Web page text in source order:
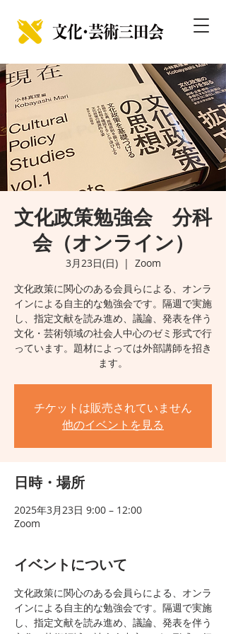
文化政策勉強会 分科
会（オンライン）
3月23日(日)
  |
Zoom
文化政策に関心のある会員らによる、オンラ
インによる自主的な勉強会です。隔週で実施
し、指定文献を読み進め、議論、発表を伴う
文化・芸術領域の社会人中心のゼミ形式で行
っています。題材によっては外部講師を招き
ます。
チケットは販売されていません
他のイベントを見る
日時・場所
2025年3月23日 9:00 – 12:00
Zoom
イベントについて
文化政策に関心のある会員らによる、オンラ
インによる自主的な勉強会です。隔週で実施
し、指定文献を読み進め、議論、発表を伴う